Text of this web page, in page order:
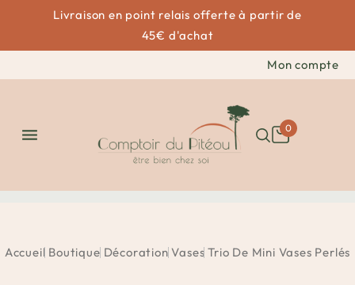
Livraison en point relais offerte à partir de
45€ d'achat
Mon compte
 0
Accueil Boutique Décoration Vases Trio De Mini Vases Perlés